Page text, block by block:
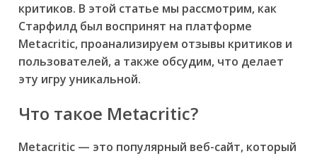
критиков. В этой статье мы рассмотрим, как
Старфилд был воспринят на платформе
Metacritic, проанализируем отзывы критиков и
пользователей, а также обсудим, что делает
эту игру уникальной.
Что такое Metacritic?
Metacritic — это популярный веб-сайт, который